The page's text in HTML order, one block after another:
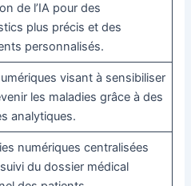
de l’IA pour des
plus précis et des
personnalisés.
visant à sensibiliser
les maladies grâce à des
analytiques.
numériques centralisées
du dossier médical